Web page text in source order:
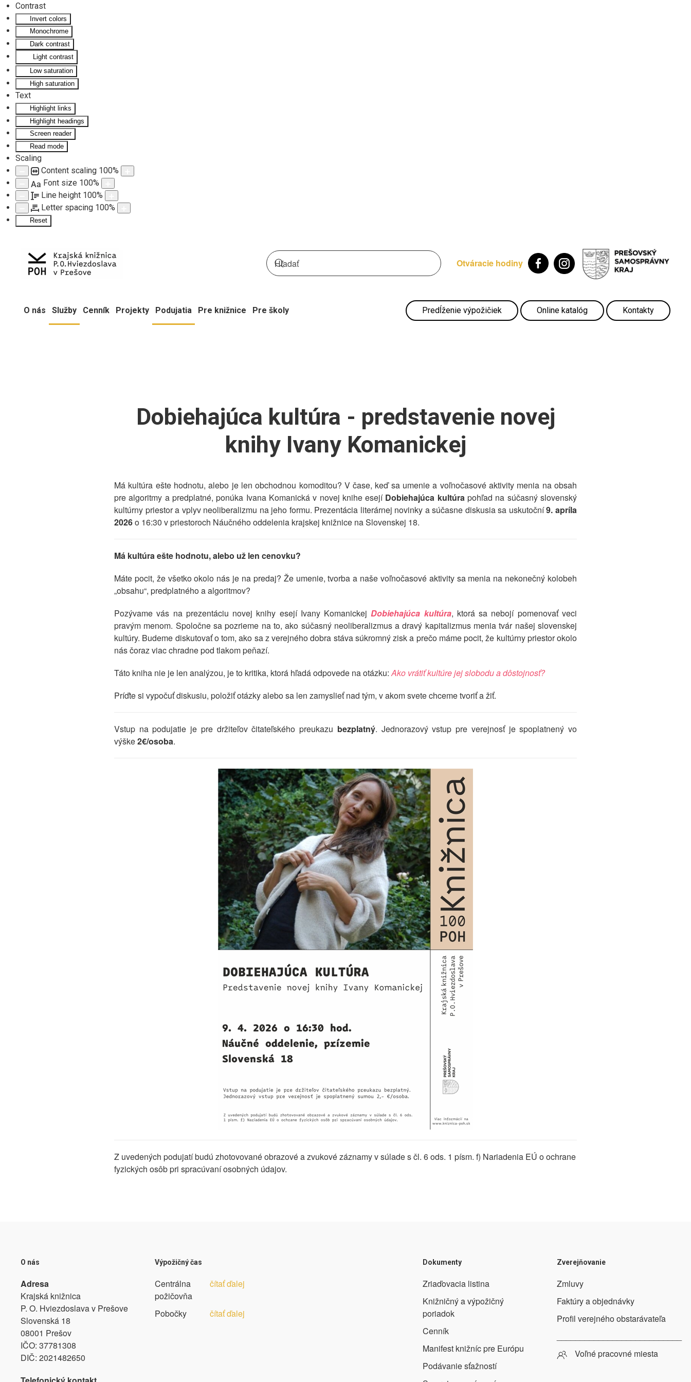
Contrast
Invert colors
Monochrome
Dark contrast
Light contrast
Low saturation
High saturation
Text
Highlight links
Highlight headings
Screen reader
Read mode
Scaling
Content scaling 100%
Aa Font size 100%
Line height 100%
Letter spacing 100%
Reset
Skip to main content
Otváracie hodiny
O nás Služby Cenník Projekty Podujatia Pre knižnice Pre školy Predĺženie výpožičiek Online katalóg Kontakty
Dobiehajúca kultúra - predstavenie novej
knihy Ivany Komanickej
Má kultúra ešte hodnotu, alebo je len obchodnou komoditou? V čase, keď sa umenie a voľnočasové aktivity menia na obsah
pre algoritmy a predplatné, ponúka Ivana Komanická v novej knihe esejí Dobiehajúca kultúrapohľad na súčasný slovenský
kultúrny priestor a vplyv neoliberalizmu na jeho formu. Prezentácia literárnej novinky a súčasne diskusia sa uskutoční9. apríla
2026o 16:30 v priestoroch Náučného oddelenia krajskej knižnice na Slovenskej 18.
Má kultúra ešte hodnotu, alebo už len cenovku?
Máte pocit, že všetko okolo nás je na predaj? Že umenie, tvorba a naše voľnočasové aktivity sa menia na nekonečný kolobeh
„obsahu“, predplatného a algoritmov?
Pozývame vás na prezentáciu novej knihy esejí Ivany KomanickejDobiehajúca kultúra, ktorá sa nebojí pomenovať veci
pravým menom. Spoločne sa pozrieme na to, ako súčasný neoliberalizmus a dravý kapitalizmus menia tvár našej slovenskej
kultúry. Budeme diskutovať o tom, ako sa z verejného dobra stáva súkromný zisk a prečo máme pocit, že kultúrny priestor okolo
nás čoraz viac chradne pod tlakom peňazí.
Táto kniha nie je len analýzou, je to kritika, ktorá hľadá odpovede na otázku:Ako vrátiť kultúre jej slobodu a dôstojnosť?
Príďte si vypočuť diskusiu, položiť otázky alebo sa len zamyslieť nad tým, v akom svete chceme tvoriť a žiť.
Vstup na podujatie je pre držiteľov čitateľského preukazu bezplatný. Jednorazový vstup pre verejnosť je spoplatnený vo
výške2€/osoba.
Z uvedených podujatí budú zhotovované obrazové a zvukové záznamy v súlade s čl. 6 ods. 1 písm. f) Nariadenia EÚ o ochrane
fyzických osôb pri spracúvaní osobných údajov.
O nás
Adresa
Krajská knižnica
P. O. Hviezdoslava v Prešove
Slovenská 18
08001 Prešov
IČO: 37781308
DIČ: 2021482650
Výpožičný čas
Centrálna
požičovňa
čítať ďalej
Pobočky čítať ďalej
Dokumenty
Zriaďovacia listina
Knižničný a výpožičný
poriadok
Cenník
Manifest knižníc pre Európu
Podávanie sťažností
Zverejňovanie
Zmluvy
Faktúry a objednávky
Profil verejného obstarávateľa
Voľné pracovné miesta